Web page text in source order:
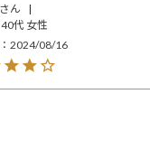
40代 女性
2024/08/16